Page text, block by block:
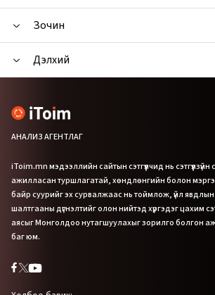
Зочин
Дэлхий
АНАЛИЗ АГЕНТЛАГ
iToim.mn мэдээллийн сайтын сэтгүүлчид нь
ажилласан туршлагатай, хөндлөнгийн болон
байр суурийг эх сурвалжаас нь тоймлож, үйл явдлын
шалтгааны дүгнэлтийг олон нийтэд хүргэдэг цахим
аясыг Монголдоо нутагшуулахыг зорилго болгон
баг юм.